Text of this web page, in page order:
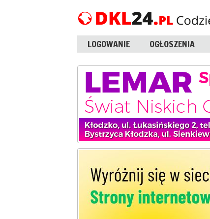
LOGOWANIE OGŁOSZENIA